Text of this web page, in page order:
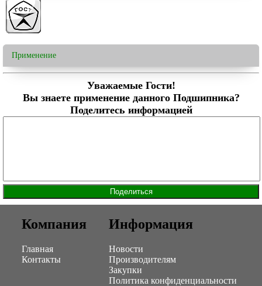
Применение
Уважаемые Гости!
Вы знаете применение данного Подшипника?
Поделитесь информацией
Компания
Главная
Контакты
Информация
Новости
Производителям
Закупки
Политика конфиденциальности